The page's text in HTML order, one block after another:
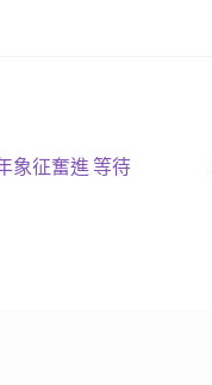
象征奮進 等待